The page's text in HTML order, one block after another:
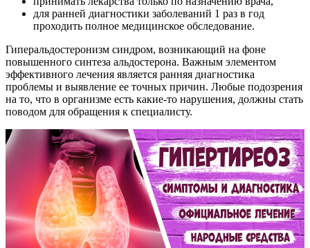
для ранней диагностики заболеваний 1 раз в год
проходить полное медицинское обследование.
Гиперальдостеронизм синдром, возникающий на фоне
повышенного синтеза альдостерона. Важным элементом
эффективного лечения является ранняя диагностика
проблемы и выявление ее точных причин. Любые подозрения
на то, что в организме есть какие-то нарушения, должны стать
поводом для обращения к специалисту.